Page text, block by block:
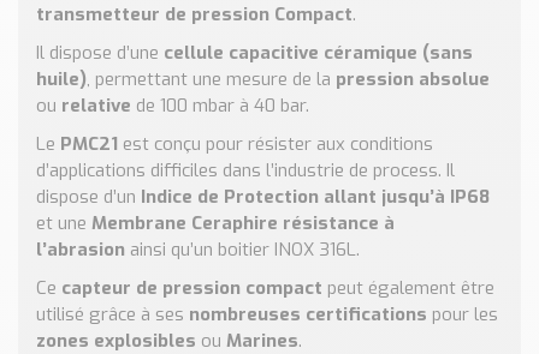
Nos Réalisations
Conseils et Actualités
Catalogue des essentiels pour les brasseries et micro-
brasseries
Contact & Devis
Devis, Tarifs, Renseignements techniques
transmetteur de pression Compact.
Il dispose d’une cellule capacitive céramique (sans
huile), permettant une mesure de la pression absolue
ou relative de 100 mbar à 40 bar.
Le PMC21 est conçu pour résister aux conditions
d’applications difficiles dans l’industrie de process. Il
dispose d’un Indice de Protection allant jusqu’à IP68
et une Membrane Ceraphire résistance à
l’abrasion ainsi qu’un boitier INOX 316L.
Ce capteur de pression compact peut également être
utilisé grâce à ses nombreuses certifications pour les
zones explosibles ou Marines.